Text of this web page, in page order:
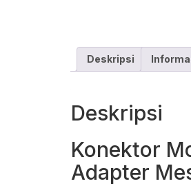
Deskripsi
Deskripsi
Konektor
Adapter